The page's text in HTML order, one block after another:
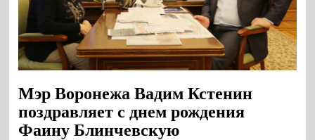
Мэр Воронежа Вадим Кстенин
поздравляет с днем рождения
Фаину Блинчевскую